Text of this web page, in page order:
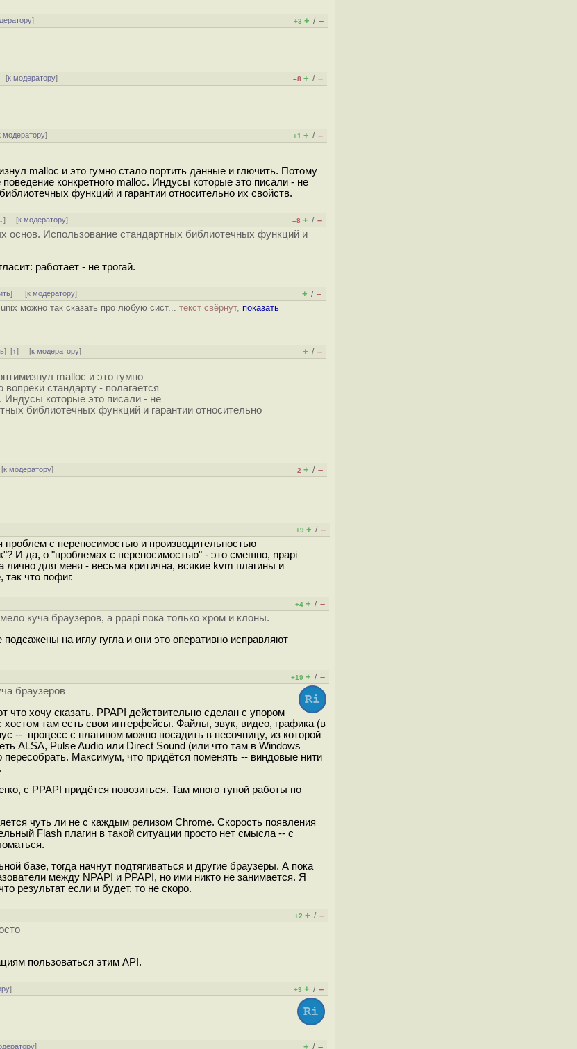
] +3 + / –
[к модератору] –8 + / –
модератору] +1 + / –
malloc и это гумно стало портить данные и глючить. Потому
поведение конкретного malloc. Индусы которые это писали - не
функций и гарантии относительно их свойств.
↓] [к модератору] –8 + / –
основ. Использование стандартных библиотечных функций и
работает - не трогай.
] [к модератору] + / –
можно так сказать про любую сист... текст свёрнут, показать
][↑] [к модератору] + / –
malloc и это гумно
стандарту - полагается
Индусы которые это писали - не
библиотечных функций и гарантии относительно
к модератору] –2 + / –
+9 + / –
с переносимостью и производительностью
И да, о "проблемах с переносимостью" - это смешно, npapi
для меня - весьма критична, всякие kvm плагины и
так что пофиг.
+4 + / –
куча браузеров, а ppapi пока только хром и клоны.
на иглу гугла и они это оперативно исправляют
+19 + / –
браузеров
что хочу сказать. PPAPI действительно сделан с упором
там есть свои интерфейсы. Файлы, звук, видео, графика (в
-- процесс с плагином можно посадить в песочницу, из которой
ALSA, Pulse Audio или Direct Sound (или что там в Windows
пересобрать. Максимум, что придётся поменять -- виндовые нити
с PPAPI придётся повозиться. Там много тупой работы по
чуть ли не с каждым релизом Chrome. Скорость появления
Flash плагин в такой ситуации просто нет смысла -- с
базе, тогда начнут подтягиваться и другие браузеры. А пока
между NPAPI и PPAPI, но ими никто не занимается. Я
результат если и будет, то не скоро.
+2 + / –
пользоваться этим API.
] +3 + / –
] + / –